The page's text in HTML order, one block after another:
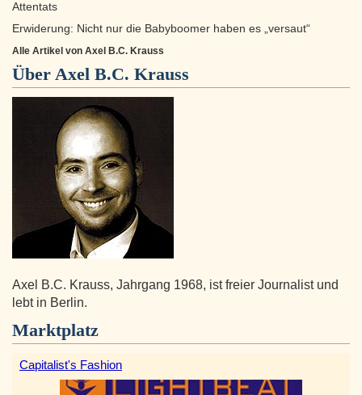
Attentats
Erwiderung: Nicht nur die Babyboomer haben es „versaut“
Alle Artikel von Axel B.C. Krauss
Über Axel B.C. Krauss
Axel B.C. Krauss, Jahrgang 1968, ist freier Journalist und
lebt in Berlin.
Marktplatz
Capitalist's Fashion